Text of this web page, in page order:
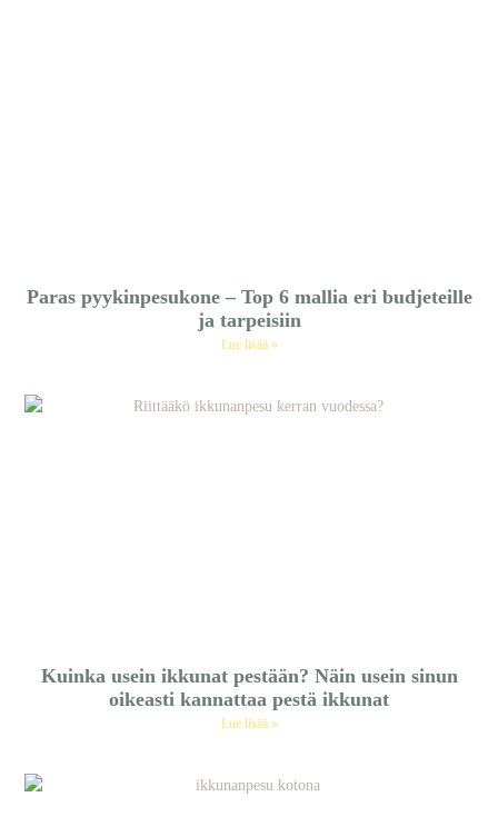
Paras pyykinpesukone – Top 6 mallia eri budjeteille
ja tarpeisiin
Lue lisää »
Kuinka usein ikkunat pestään? Näin usein sinun
oikeasti kannattaa pestä ikkunat
Lue lisää »